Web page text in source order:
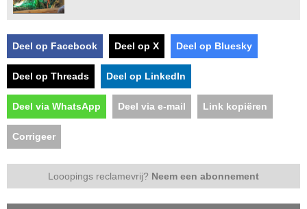
Deel op Facebook Deel op X Deel op Bluesky
Deel op Threads Deel op LinkedIn
Deel via WhatsApp Deel via e-mail Link kopiëren
Corrigeer
Looopings reclamevrij? Neem een abonnement